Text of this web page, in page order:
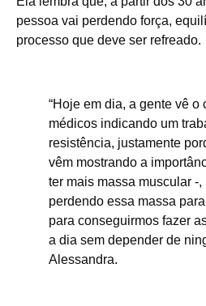
pessoa vai perdendo força,
processo que deve ser refreado.
“Hoje em dia, a gente vê o
médicos indicando um
resistência, justamente
vêm mostrando a
ter mais massa muscular -
perdendo essa massa
para conseguirmos fazer
a dia sem depender de
Alessandra.